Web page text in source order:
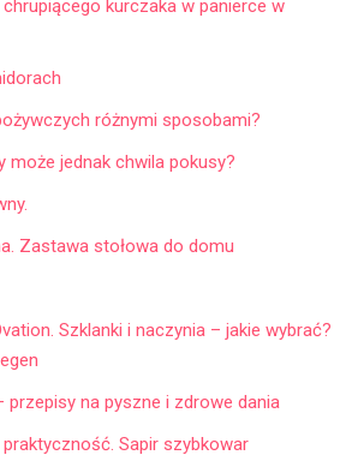
kurczaka w panierce w
różnymi sposobami?
może jednak chwila pokusy?
Zastawa stołowa do domu
Szklanki i naczynia – jakie wybrać?
przepisy na pyszne i zdrowe dania
Sapir szybkowar